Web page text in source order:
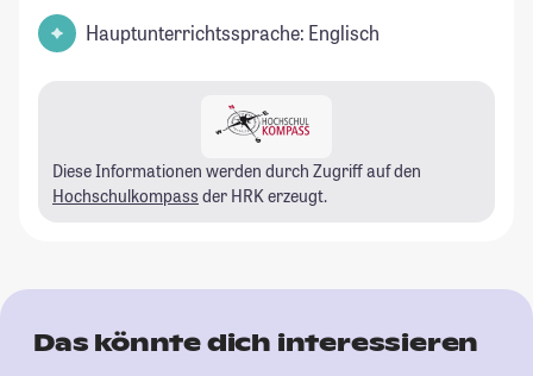
Hauptunterrichtssprache: Englisch
Diese Informationen werden durch Zugriff auf den
Hochschulkompass der HRK erzeugt.
Das könnte dich interessieren